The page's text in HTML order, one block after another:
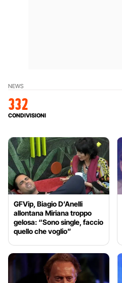
NEWS
332
CONDIVISIONI
GFVip, Biagio D’Anelli
allontana Miriana troppo
gelosa: “Sono single, faccio
quello che voglio”